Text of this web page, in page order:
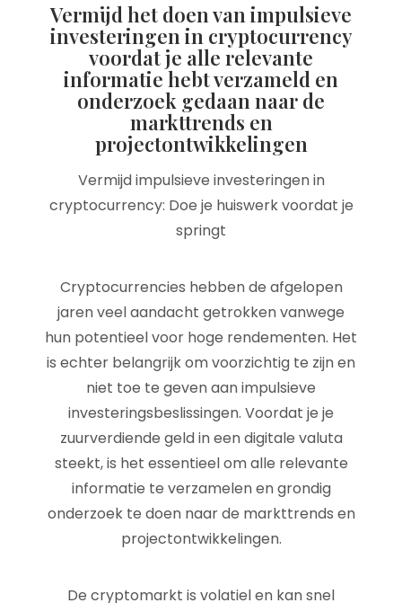
Vermijd het doen van impulsieve
investeringen in cryptocurrency
voordat je alle relevante
informatie hebt verzameld en
onderzoek gedaan naar de
markttrends en
projectontwikkelingen
Vermijd impulsieve investeringen in
cryptocurrency: Doe je huiswerk voordat je
springt
Cryptocurrencies hebben de afgelopen
jaren veel aandacht getrokken vanwege
hun potentieel voor hoge rendementen. Het
is echter belangrijk om voorzichtig te zijn en
niet toe te geven aan impulsieve
investeringsbeslissingen. Voordat je je
zuurverdiende geld in een digitale valuta
steekt, is het essentieel om alle relevante
informatie te verzamelen en grondig
onderzoek te doen naar de markttrends en
projectontwikkelingen.
De cryptomarkt is volatiel en kan snel